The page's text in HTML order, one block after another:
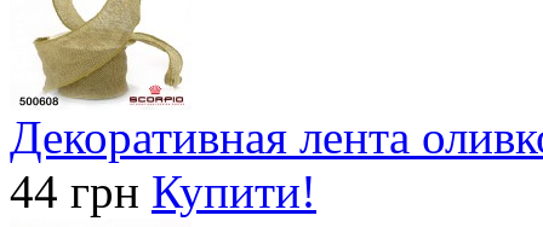
Декоративная лента
44 грн Купити!